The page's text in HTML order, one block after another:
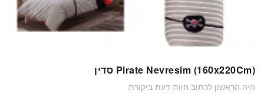
Pirate Nevresim (160x220Cm) סדין
היה הראשון לכתוב חוות דעת ביקורת